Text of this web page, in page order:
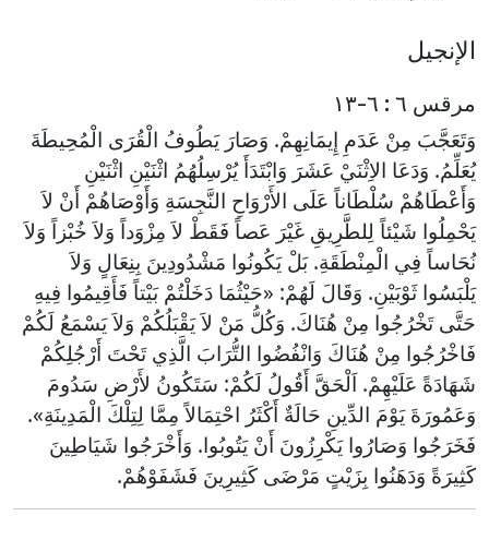
الإنجيل
مرقس ٦ : ٦-١٣
وَتَعَجَّبَ مِنْ عَدَمِ إِيمَانِهِمْ. وَصَارَ يَطُوفُ الْقُرَى الْمُحِيطَةَ
يُعَلِّمُ. وَدَعَا الاِثْنَيْ عَشَرَ وَابْتَدَأَ يُرْسِلُهُمُ اثْنَيْنِ اثْنَيْنِ
وَأَعْطَاهُمْ سُلْطَاناً عَلَى الأَرْوَاحِ النَّجِسَةِ وَأَوْصَاهُمْ أَنْ لاَ
يَحْمِلُوا شَيْئاً لِلطَّرِيقِ غَيْرَ عَصاً فَقَطْ لاَ مِزْوَداً وَلاَ خُبْزاً وَلاَ
نُحَاساً فِي الْمِنْطَقَةِ. بَلْ يَكُونُوا مَشْدُودِينَ بِنِعَالٍ وَلاَ
يَلْبَسُوا ثَوْبَيْنِ. وَقَالَ لَهُمْ: «حَيْثُمَا دَخَلْتُمْ بَيْتاً فَأَقِيمُوا فِيهِ
حَتَّى تَخْرُجُوا مِنْ هُنَاكَ. وَكُلُّ مَنْ لاَ يَقْبَلُكُمْ وَلاَ يَسْمَعُ لَكُمْ
فَاخْرُجُوا مِنْ هُنَاكَ وَانْفُضُوا التُّرَابَ الَّذِي تَحْتَ أَرْجُلِكُمْ
شَهَادَةً عَلَيْهِمْ. اَلْحَقَّ أَقُولُ لَكُمْ: سَتَكُونُ لأَرْضِ سَدُومَ
وَعَمُورَةَ يَوْمَ الدِّينِ حَالَةٌ أَكْثَرُ احْتِمَالاً مِمَّا لِتِلْكَ الْمَدِينَةِ».
فَخَرَجُوا وَصَارُوا يَكْرِزُونَ أَنْ يَتُوبُوا. وَأَخْرَجُوا شَيَاطِينَ
كَثِيرَةً وَدَهَنُوا بِزَيْتٍ مَرْضَى كَثِيرِينَ فَشَفَوْهُمْ.